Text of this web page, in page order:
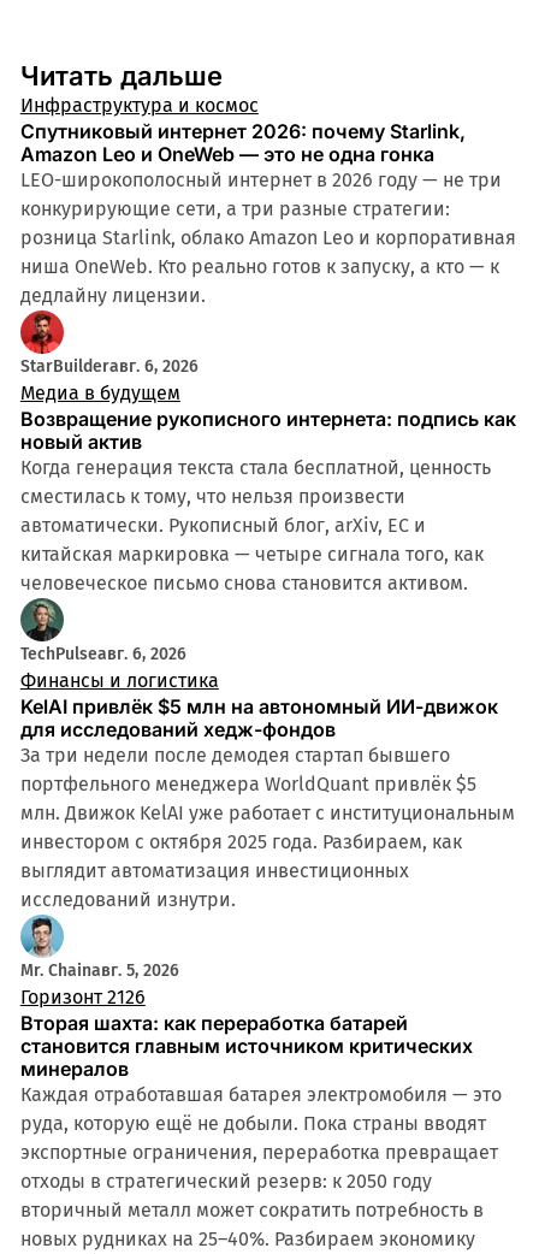
Читать дальше
Инфраструктура и космос
Спутниковый интернет 2026: почему Starlink,
Amazon Leo и OneWeb — это не одна гонка
LEO-широкополосный интернет в 2026 году — не три
конкурирующие сети, а три разные стратегии:
розница Starlink, облако Amazon Leo и корпоративная
ниша OneWeb. Кто реально готов к запуску, а кто — к
дедлайну лицензии.
StarBuilderавг. 6, 2026
Медиа в будущем
Возвращение рукописного интернета: подпись как
новый актив
Когда генерация текста стала бесплатной, ценность
сместилась к тому, что нельзя произвести
автоматически. Рукописный блог, arXiv, ЕС и
китайская маркировка — четыре сигнала того, как
человеческое письмо снова становится активом.
TechPulseавг. 6, 2026
Финансы и логистика
KelAI привлёк $5 млн на автономный ИИ-движок
для исследований хедж-фондов
За три недели после демодея стартап бывшего
портфельного менеджера WorldQuant привлёк $5
млн. Движок KelAI уже работает с институциональным
инвестором с октября 2025 года. Разбираем, как
выглядит автоматизация инвестиционных
исследований изнутри.
Mr. Chainавг. 5, 2026
Горизонт 2126
Вторая шахта: как переработка батарей
становится главным источником критических
минералов
Каждая отработавшая батарея электромобиля — это
руда, которую ещё не добыли. Пока страны вводят
экспортные ограничения, переработка превращает
отходы в стратегический резерв: к 2050 году
вторичный металл может сократить потребность в
новых рудниках на 25–40%. Разбираем экономику